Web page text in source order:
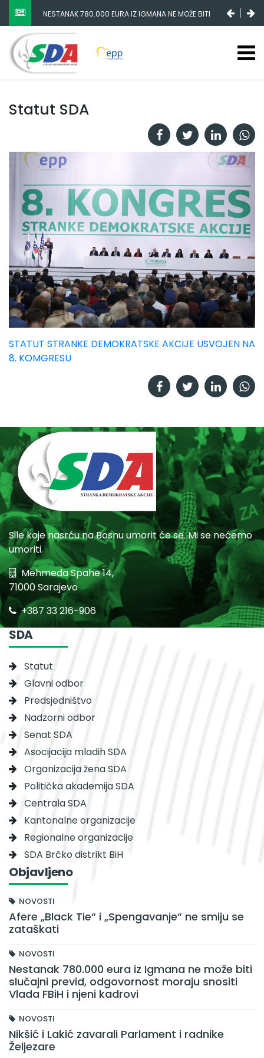
NESTANAK 780.000 EURA IZ IGMANA NE MOŽE BITI
SLUČAJNI PREVID, ODGOVORNOST MORAJU SNOSITI
VLADA FBIH I NJENI KADROVI
Statut SDA
STATUT STRANKE DEMOKRATSKE AKCIJE USVOJEN NA
8. KOMGRESU
Sile koje nasrću na Bosnu umorit će se. Mi se nećemo
umoriti.
Mehmeda Spahe 14,
71000 Sarajevo
+387 33 216-906
SDA
Statut
Glavni odbor
Predsjedništvo
Nadzorni odbor
Senat SDA
Asocijacija mladih SDA
Organizacija žena SDA
Politička akademija SDA
Centrala SDA
Kantonalne organizacije
Regionalne organizacije
SDA Brčko distrikt BiH
Objavljeno
NOVOSTI
Afere „Black Tie“ i „Spengavanje“ ne smiju se
zataškati
NOVOSTI
Nestanak 780.000 eura iz Igmana ne može biti
slučajni previd, odgovornost moraju snositi
Vlada FBiH i njeni kadrovi
NOVOSTI
Nikšić i Lakić zavarali Parlament i radnike
Željezare